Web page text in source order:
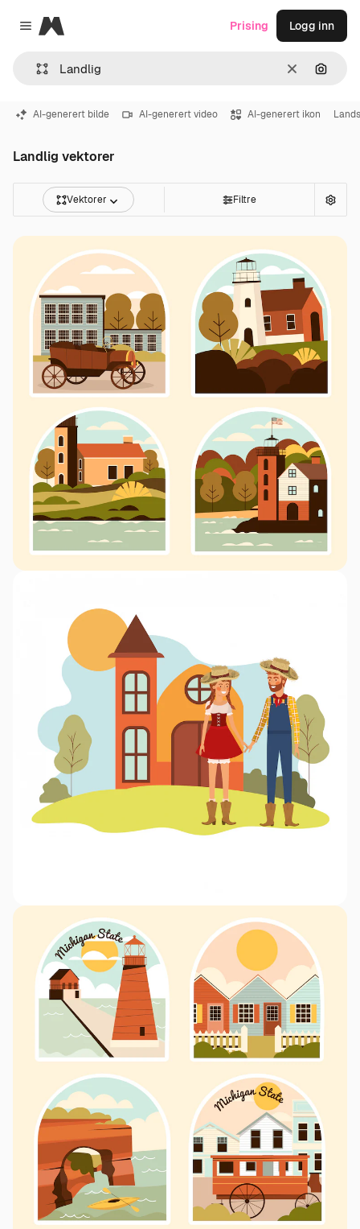
Close menu
Magnific
Slett Søk
Prising Logg inn
AI-generert bilde AI-generert video AI-generert ikon
Landlig vektorer
Vektorer Filtre